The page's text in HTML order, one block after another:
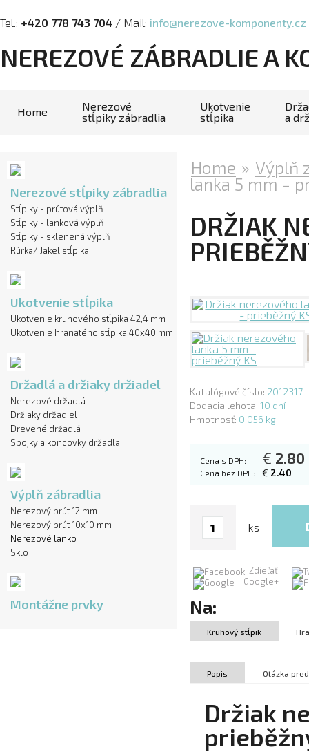
Tel.: +420 778 743 704 / Mail: info@nerezove-komponenty.cz
NEREZOVÉ ZÁBRADLIE A
Home
Nerezové
stĺpiky zábradlia
Ukotvenie
stĺpika
a
Home » Výplň
lanka 5 mm -
DRŽIAK
Katalógové číslo: 2012317
Dodacia lehota: 10 dní
Hmotnosť: 0.056 kg
Cena s DPH: € 2.80
Cena bez DPH: € 2.40
ks
Zdieľať
Google+
Na:
Kruhový stĺpik
Popis Otázka
Držiak
Nerezové stĺpiky zábradlia
Stĺpiky - prútová výplň
Stĺpiky - lanková výplň
Stĺpiky - sklenená výplň
Rúrka/ Jakel stĺpika
Ukotvenie stĺpika
Ukotvenie kruhového stĺpika 42,4 mm
Ukotvenie hranatého stĺpika 40x40 mm
Držadlá a držiaky držiadel
Nerezové držadlá
Držiaky držadiel
Drevené držadlá
Spojky a koncovky držadla
Výplň zábradlia
Nerezový prút 12 mm
Nerezový prút 10x10 mm
Nerezové lanko
Sklo
Montážne prvky